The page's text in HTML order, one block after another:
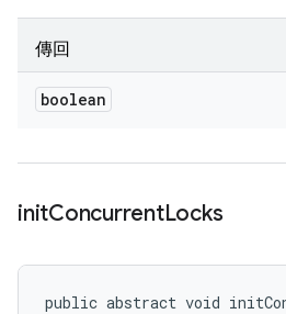
傳回
boolean
initConcurrentLocks
public abstract void